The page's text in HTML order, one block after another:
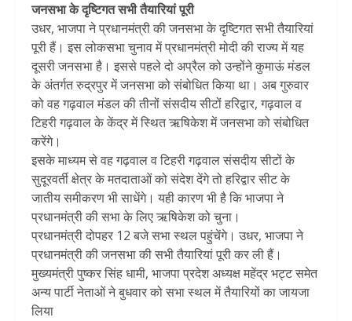
जनसभा के दृष्टिगत सभी तैयारियां पूरी
उधर, भाजपा ने प्रधानमंत्री की जनसभा के दृष्टिगत सभी तैयारियां
पूरी हैं। इस लोकसभा चुनाव में प्रधानमंत्री मोदी की राज्य में यह
दूसरी जनसभा है। इससे पहले दो अप्रैल को उन्होंने कुमाऊं मंडल
के अंतर्गत रुद्रपुर में जनसभा को संबोधित किया था। अब गुरुवार
को वह गढ़वाल मंडल की तीनों संसदीय सीटों हरिद्वार, गढ़वाल व
टिहरी गढ़वाल के केंद्र में स्थित ऋषिकेश में जनसभा को संबोधित
करेंगे।
इसके माध्यम से वह गढ़वाल व टिहरी गढ़वाल संसदीय सीटों के
सुदूरवर्ती क्षेत्र के मतदाताओं को संदेश देंगे तो हरिद्वार सीट के
जातीय समीकरण भी साधेंगे। यही कारण भी है कि भाजपा ने
प्रधानमंत्री की सभा के लिए ऋषिकेश को चुना।
प्रधानमंत्री दोपहर 12 बजे सभा स्थल पहुंचेंगे। उधर, भाजपा ने
प्रधानमंत्री की जनसभा की सभी तैयारियां पूरी कर ली हैं।
मुख्यमंत्री पुष्कर सिंह धामी, भाजपा प्रदेश अध्यक्ष महेंद्र भट्ट समेत
अन्य पार्टी नेताओं ने बुधवार को सभा स्थल में तैयारियों का जायजा
लिया